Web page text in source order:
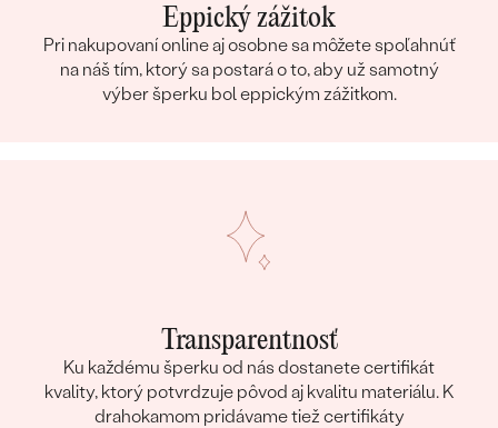
Eppický zážitok
Pri nakupovaní online aj osobne sa môžete spoľahnúť
na náš tím, ktorý sa postará o to, aby už samotný
výber šperku bol eppickým zážitkom.
Transparentnosť
Ku každému šperku od nás dostanete certifikát
kvality, ktorý potvrdzuje pôvod aj kvalitu materiálu. K
drahokamom pridávame tiež certifikáty